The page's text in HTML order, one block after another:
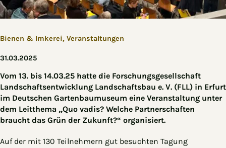
Bienen & Imkerei, Veranstaltungen
31.03.2025
Vom 13. bis 14.03.25 hatte die Forschungsgesellschaft
Landschaftsentwicklung Landschaftsbau e. V. (FLL) in Erfurt
im Deutschen Gartenbaumuseum eine Veranstaltung unter
dem Leitthema „Quo vadis? Welche Partnerschaften
braucht das Grün der Zukunft?“ organisiert.
Auf der mit 130 Teilnehmern gut besuchten Tagung